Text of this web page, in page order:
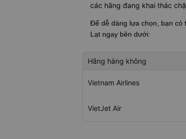
các hãng đang khai thác
Để dễ dàng lựa chọn, bạn có
Lạt ngay bên dưới:
Hãng hàng không
Vietnam Airlines
VietJet Air